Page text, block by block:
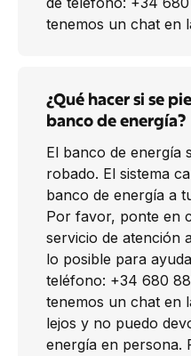
tenemos un chat en
¿Qué hacer si se
banco de energía?
El banco de energía
robado. El sistema
banco de energía a
Por favor, ponte en
servicio de atención
lo posible para
teléfono: +34 680
tenemos un chat en
lejos y no puedo
energía en persona.